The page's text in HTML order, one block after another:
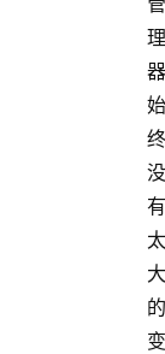
理
器
始
终
没
有
太
大
的
变